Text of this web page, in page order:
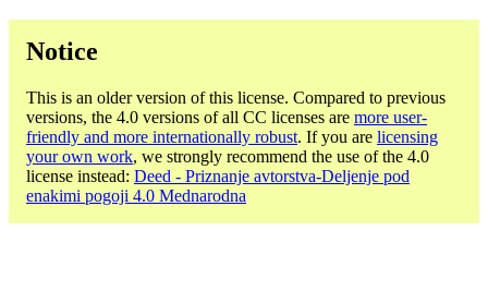
Notice
This is an older version of this license. Compared to previous
versions, the 4.0 versions of all CC licenses are more user-
friendly and more internationally robust. If you are licensing
your own work, we strongly recommend the use of the 4.0
license instead: Deed - Priznanje avtorstva-Deljenje pod
enakimi pogoji 4.0 Mednarodna